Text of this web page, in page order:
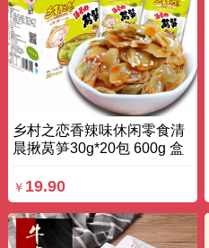
乡村之恋香辣味休闲零食清
晨揪莴笋30g*20包 600g 盒
￥ 19.90